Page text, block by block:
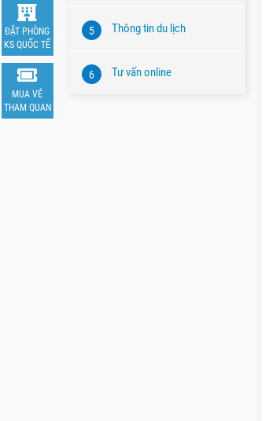
5 Thông tin du lịch
6 Tư vấn online
ĐẶT PHÒNG
KS QUỐC TẾ
MUA VÉ
THAM QUAN